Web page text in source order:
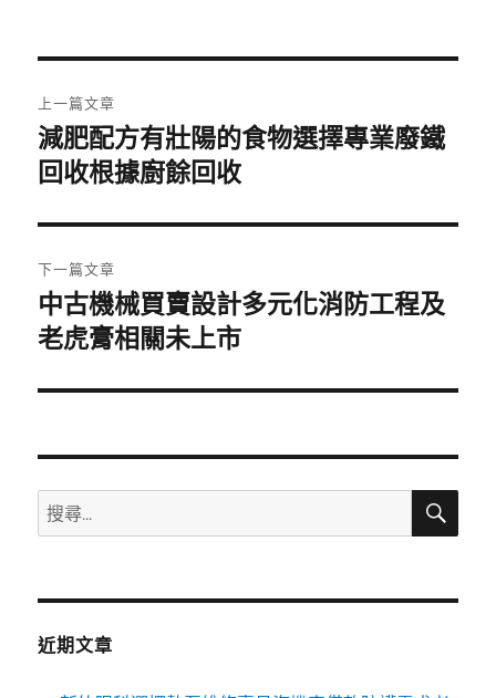
章
導
覽
上一篇文章
上
一
文
章:
減肥配方有壯陽的食物選擇專業廢鐵
回收根據廚餘回收
下一篇文章
下
一
文
中古機械買賣設計多元化消防工程及
老虎膏相關未上市
搜
尋
鍵
搜
近期文章